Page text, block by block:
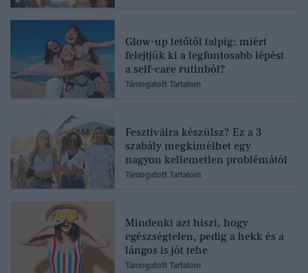
Glow-up tetőtől talpig: miért
felejtjük ki a legfontosabb lépést
a self-care rutinból?
Támogatott Tartalom
Fesztiválra készülsz? Ez a 3
szabály megkímélhet egy
nagyon kellemetlen problémától
Támogatott Tartalom
Mindenki azt hiszi, hogy
egészségtelen, pedig a hekk és a
lángos is jót tehe
Támogatott Tartalom